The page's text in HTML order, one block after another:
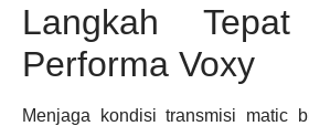
Langkah
Performa Voxy
Menjaga kondisi transmisi matic